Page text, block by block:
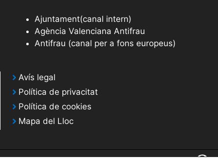
Ajuntament(canal intern)
Agència Valenciana Antifrau
Antifrau (canal per a fons europeus)
Avís legal
Política de privacitat
Política de cookies
Mapa del Lloc